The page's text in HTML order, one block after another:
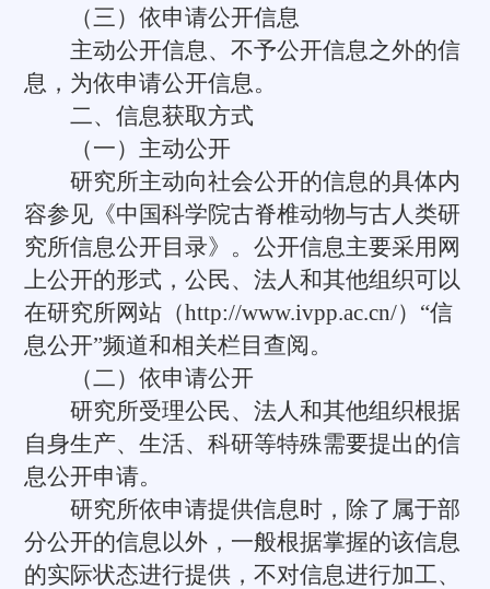
（三）依申请公开信息
主动公开信息、不予公开信息之外的信
息，为依申请公开信息。
二、信息获取方式
（一）主动公开
研究所主动向社会公开的信息的具体内
容参见《中国科学院古脊椎动物与古人类研
究所信息公开目录》。公开信息主要采用网
上公开的形式，公民、法人和其他组织可以
在研究所网站（http://www.ivpp.ac.cn/）“信
息公开”频道和相关栏目查阅。
（二）依申请公开
研究所受理公民、法人和其他组织根据
自身生产、生活、科研等特殊需要提出的信
息公开申请。
研究所依申请提供信息时，除了属于部
分公开的信息以外，一般根据掌握的该信息
的实际状态进行提供，不对信息进行加工、